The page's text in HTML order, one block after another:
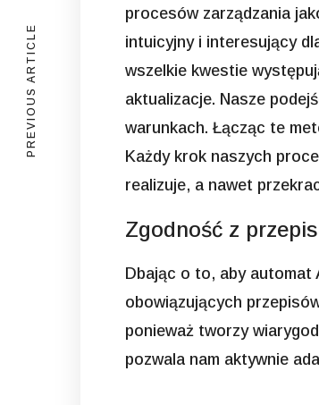
procesów zarządzania
intuicyjny i interesujący
wszelkie kwestie
aktualizacje. Nasze
warunkach. Łącząc te
Każdy krok naszych
realizuje, a nawet
Zgodność z
Dbając o to, aby automat
obowiązujących
ponieważ tworzy
pozwala nam aktywnie
PREVIOUS ARTICLE